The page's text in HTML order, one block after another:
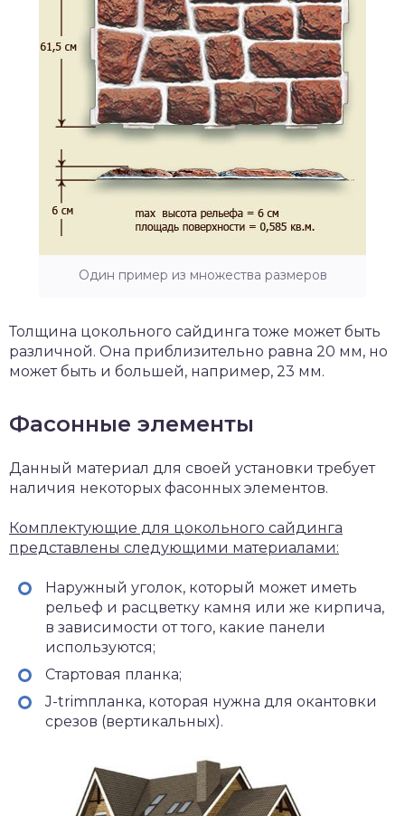
Один пример из множества размеров
Толщина цокольного сайдинга тоже может быть
различной. Она приблизительно равна 20 мм, но
может быть и большей, например, 23 мм.
Фасонные элементы
Данный материал для своей установки требует
наличия некоторых фасонных элементов.
Комплектующие для цокольного сайдинга
представлены следующими материалами:
Наружный уголок, который может иметь
рельеф и расцветку камня или же кирпича,
в зависимости от того, какие панели
используются;
Стартовая планка;
J-trimпланка, которая нужна для окантовки
срезов (вертикальных).